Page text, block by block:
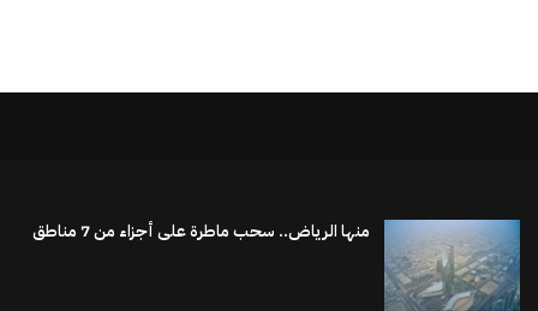
منها الرياض.. سحب ماطرة على أجزاء من 7 مناطق